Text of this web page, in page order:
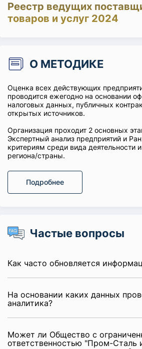
Реестр ведущих
товаров и услуг 2024
О МЕТОДИКЕ
Оценка всех действующих
проводится ежегодно на основании
налоговых данных, публичных
открытых источников.
Организация проходит 2 основных
Экспертный анализ предприятий и
критериям среди вида деятельности
региона/страны.
Подробнее
Частые вопросы
Как часто обновляется
На основании каких данных
аналитика?
Может ли Общество с
ответственностью "Пром-Сталь